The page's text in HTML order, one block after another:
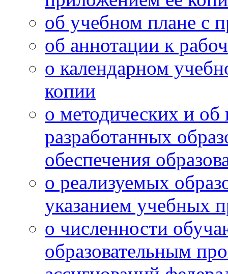
об учебном плане с
об аннотации к
о календарном
копии
о методических и
разработанных
обеспечения
о реализуемых
указанием учебных
о численности
образовательным